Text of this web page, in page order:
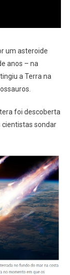
um asteroide
anos – na
a Terra na
foi descoberta
cientistas sondar